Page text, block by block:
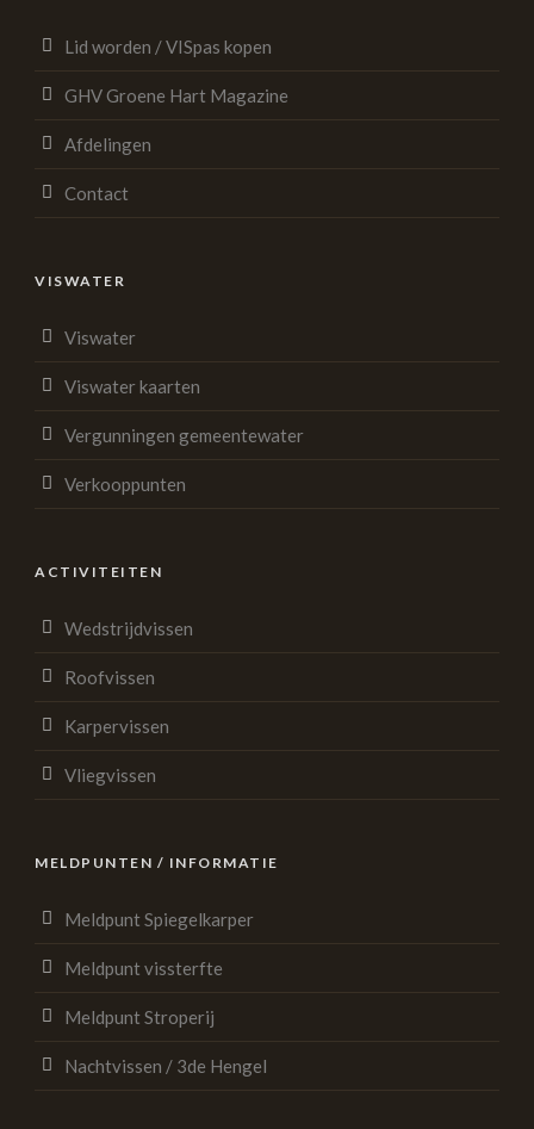
Lid worden / VISpas kopen
GHV Groene Hart Magazine
Afdelingen
Contact
VISWATER
Viswater
Viswater kaarten
Vergunningen gemeentewater
Verkooppunten
ACTIVITEITEN
Wedstrijdvissen
Roofvissen
Karpervissen
Vliegvissen
MELDPUNTEN / INFORMATIE
Meldpunt Spiegelkarper
Meldpunt vissterfte
Meldpunt Stroperij
Nachtvissen / 3de Hengel